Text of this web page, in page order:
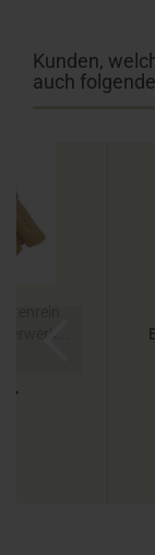
Kunden,
auch